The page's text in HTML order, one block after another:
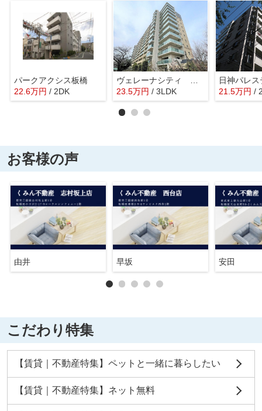
パークアクシス板橋
22.6万円 / 2DK
23.5万円 / 3LDK
日神パレ
21.5万円 /
お客様の声
由井 早坂 安田
こだわり特集
【賃貸｜不動産特集】ペットと一緒に暮らしたい
【賃貸｜不動産特集】ネット無料